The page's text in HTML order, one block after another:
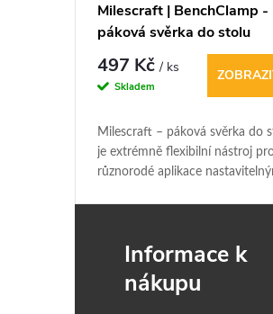
Milescraft | BenchClamp -
páková svěrka do stolu
497 Kč/ ks
Skladem
Milescraft – páková svěrka do
je extrémně flexibilní nástroj
různorodé aplikace
Informace k
nákupu